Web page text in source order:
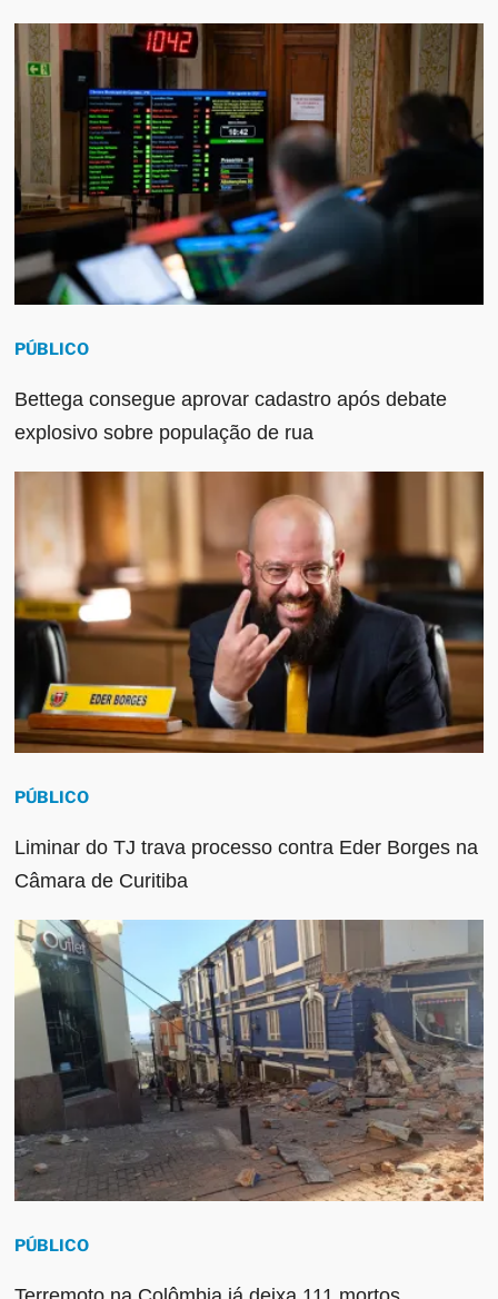
PÚBLICO
Bettega consegue aprovar cadastro após debate
explosivo sobre população de rua
PÚBLICO
Liminar do TJ trava processo contra Eder Borges na
Câmara de Curitiba
PÚBLICO